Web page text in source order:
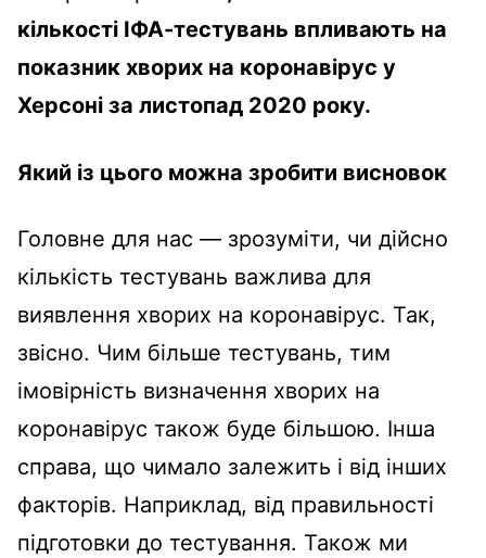
кількості ІФА-тестувань впливають на
показник хворих на коронавірус у
Херсоні за листопад 2020 року.
Який із цього можна зробити висновок
Головне для нас — зрозуміти, чи дійсно
кількість тестувань важлива для
виявлення хворих на коронавірус. Так,
звісно. Чим більше тестувань, тим
імовірність визначення хворих на
коронавірус також буде більшою. Інша
справа, що чимало залежить і від інших
факторів. Наприклад, від правильності
підготовки до тестування. Також ми